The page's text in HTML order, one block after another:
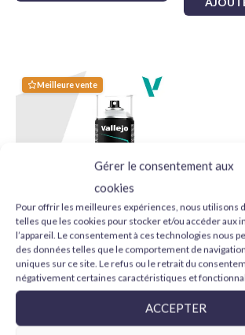
Gérer le consentement aux
cookies
Pour offrir les meilleures expériences, nous utilisons
telles que les cookies pour stocker et/ou accéder aux
l’appareil. Le consentement à ces technologies nous
des données telles que le comportement de
uniques sur ce site. Le refus ou le retrait du
négativement certaines caractéristiques et
ACCEPTER
Lisse et impeccable
obtenez des résultats professionnels.
modèles, miniatures et créations avec la
Meilleure vente
Vallejo Imprimación Gris
28011 Aerosol 400 ml
11,75€
AJOUTER AU PANIER